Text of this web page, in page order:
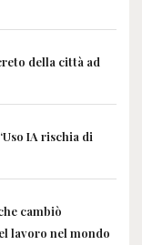
della città ad
IA rischia di
cambiò
lavoro nel mondo